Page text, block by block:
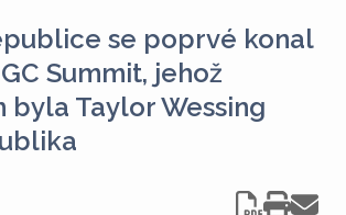
se poprvé konal
Summit, jehož
Taylor Wessing